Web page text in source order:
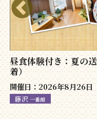
昼食体験付き：夏の
着）
開催日：2026年8月26日
藤沢 一番館